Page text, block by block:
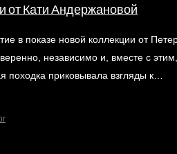
от Кати Андержановой
в показе новой коллекции от
независимо и, вместе с
походка приковывала взгляды к…